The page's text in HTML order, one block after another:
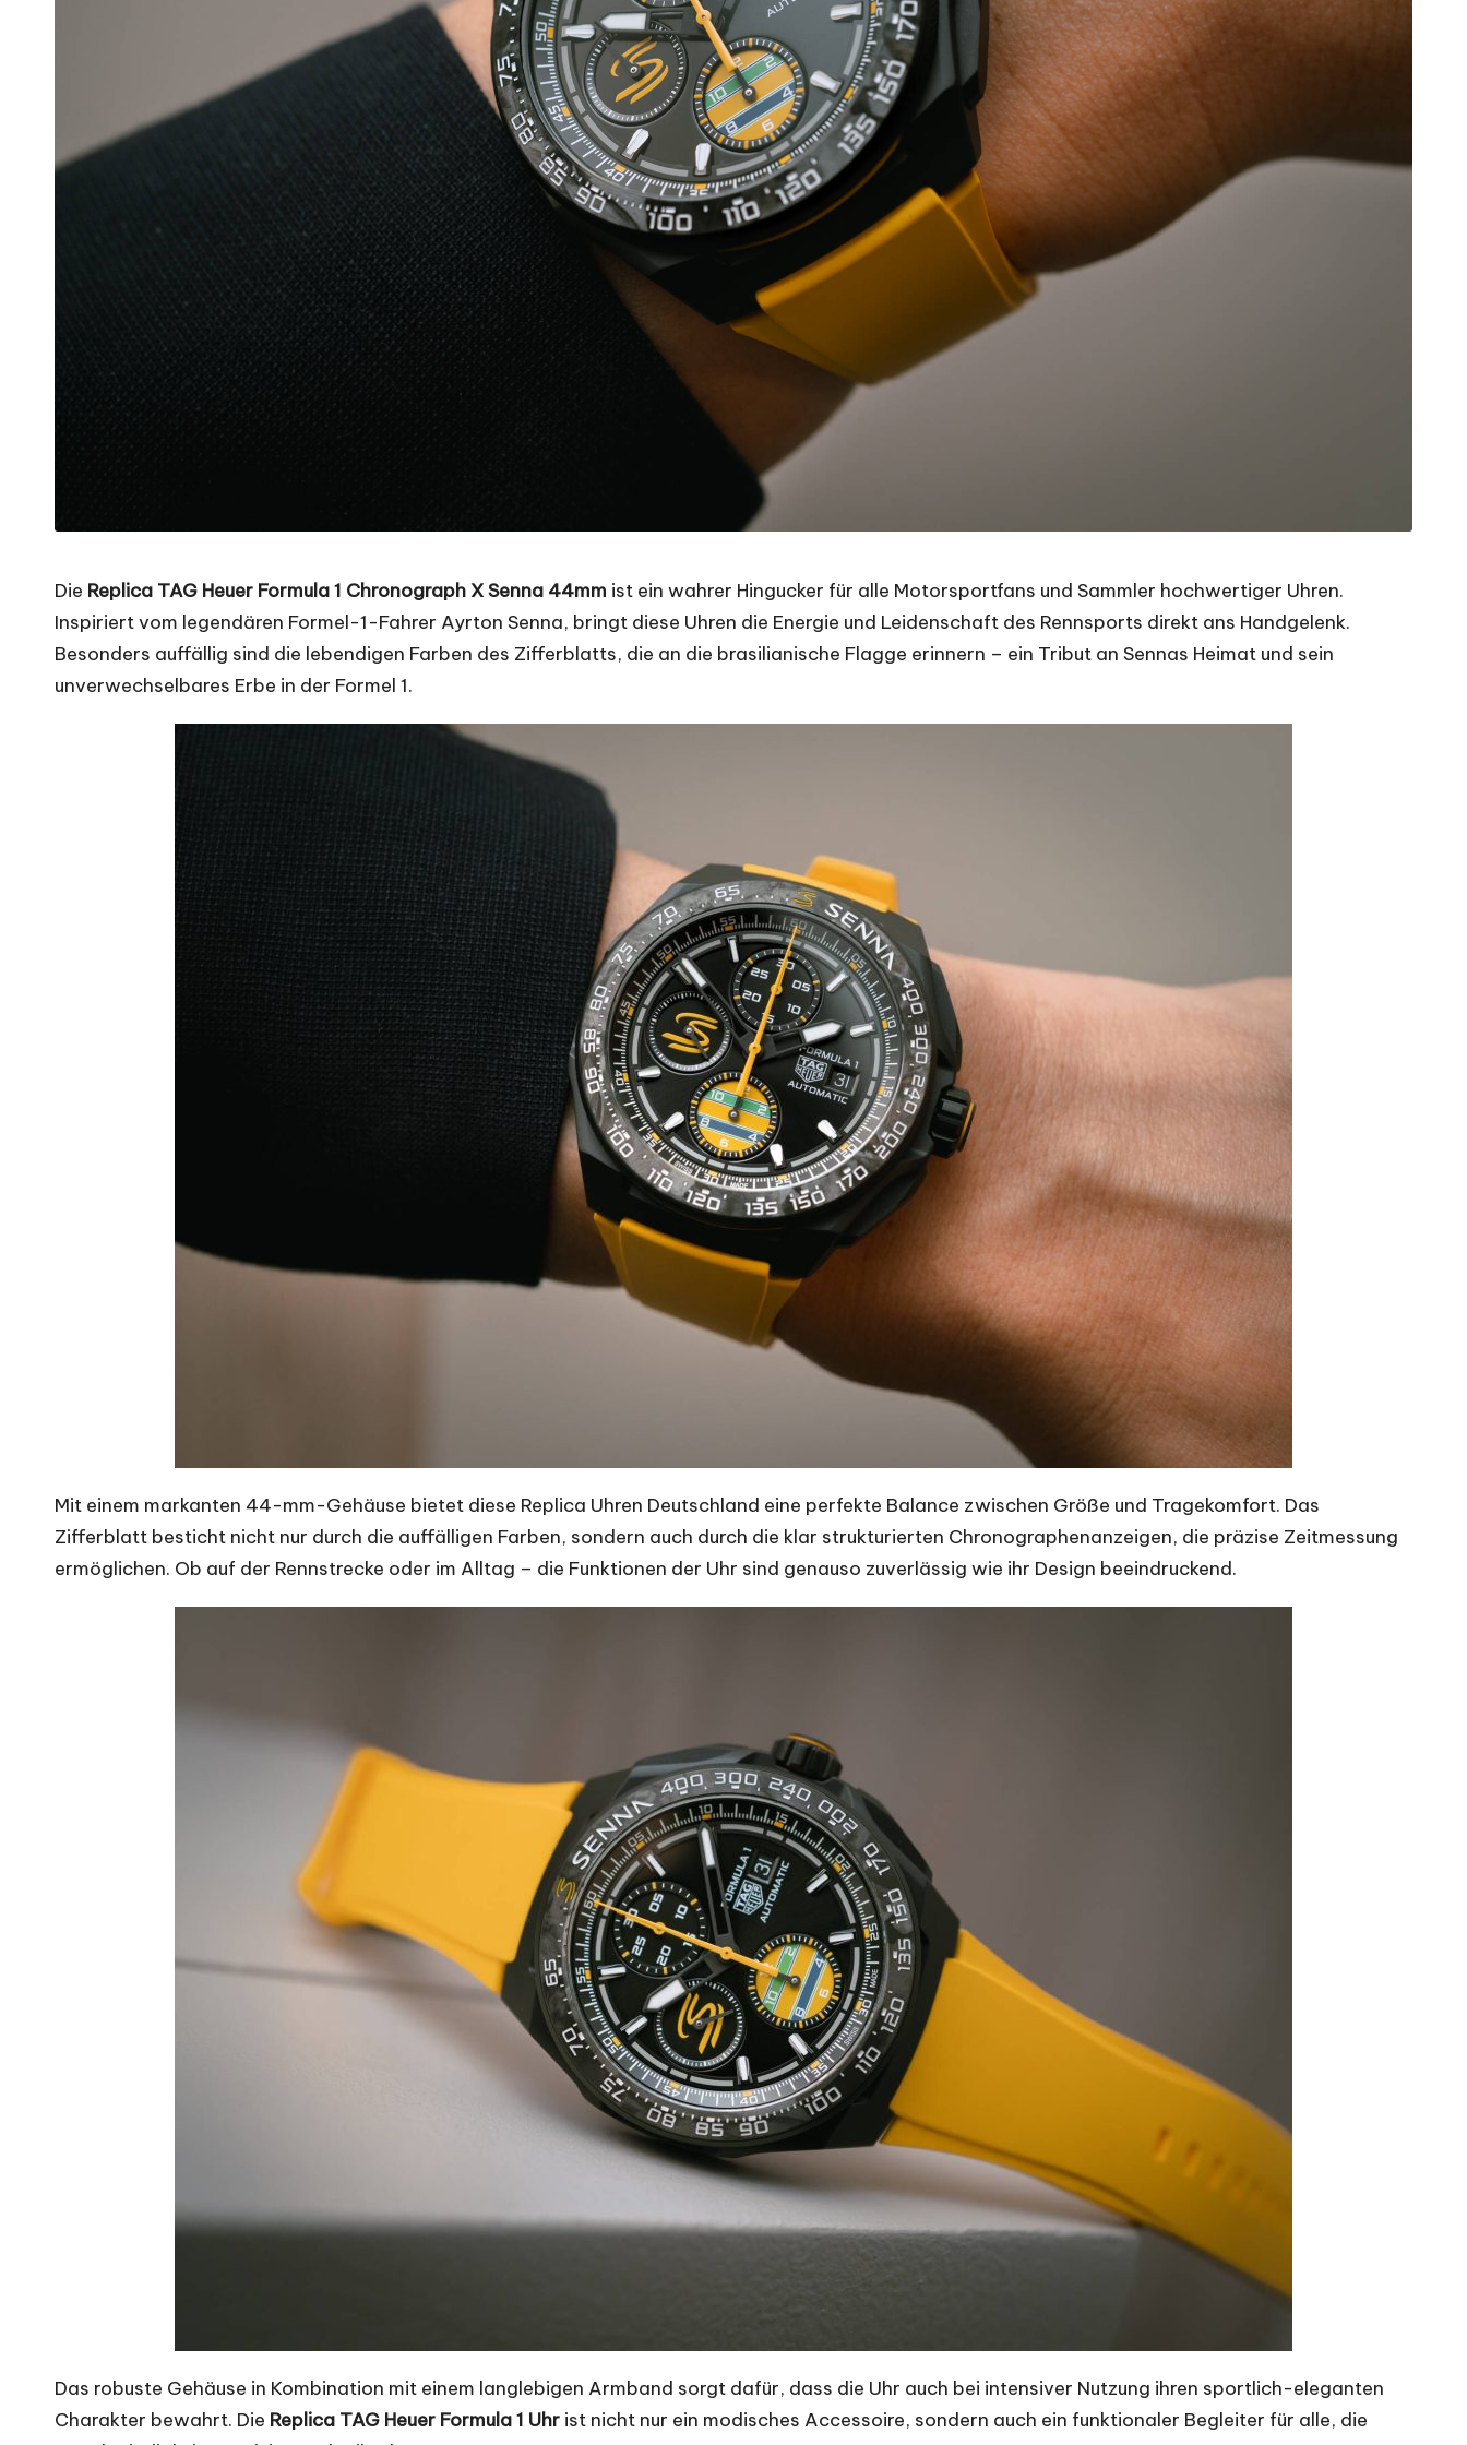
Die Replica TAG Heuer Formula 1 Chronograph X Senna 44mm ist ein wahrer Hingucker für alle Motorsportfans und Sammler hochwertiger Uhren.
Inspiriert vom legendären Formel-1-Fahrer Ayrton Senna, bringt diese Uhren die Energie und Leidenschaft des Rennsports direkt ans Handgelenk.
Besonders auffällig sind die lebendigen Farben des Zifferblatts, die an die brasilianische Flagge erinnern – ein Tribut an Sennas Heimat und sein
unverwechselbares Erbe in der Formel 1.
Mit einem markanten 44-mm-Gehäuse bietet diese Replica Uhren Deutschland eine perfekte Balance zwischen Größe und Tragekomfort. Das
Zifferblatt besticht nicht nur durch die auffälligen Farben, sondern auch durch die klar strukturierten Chronographenanzeigen, die präzise Zeitmessung
ermöglichen. Ob auf der Rennstrecke oder im Alltag – die Funktionen der Uhr sind genauso zuverlässig wie ihr Design beeindruckend.
Das robuste Gehäuse in Kombination mit einem langlebigen Armband sorgt dafür, dass die Uhr auch bei intensiver Nutzung ihren sportlich-eleganten
Charakter bewahrt. Die Replica TAG Heuer Formula 1 Uhr ist nicht nur ein modisches Accessoire, sondern auch ein funktionaler Begleiter für alle, die